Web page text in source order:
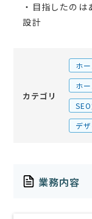
・目指したの
設計
カテゴリ
ホ
ホ
デ
業務内容